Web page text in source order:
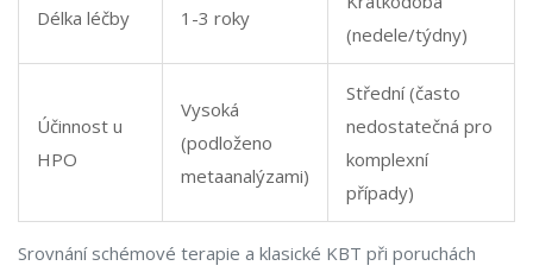
Srovnání schémové terapie a klasické KBT při poruchách
Délka léčby 1-3 roky
(nedele/týdny)
Účinnost u
HPO
Vysoká
(podloženo
metaanalýzami)
Střední (často
nedostatečná pro
komplexní
případy)